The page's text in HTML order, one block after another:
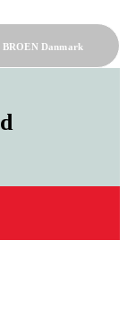
BROEN Danmark